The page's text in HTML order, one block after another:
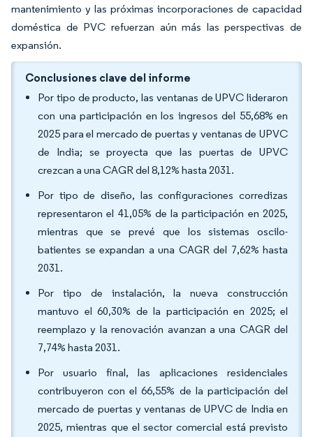
mantenimiento y las próximas incorporaciones de capacidad
doméstica de PVC refuerzan aún más las perspectivas de
expansión.
Conclusiones clave del informe
Por tipo de producto, las ventanas de UPVC lideraron
con una participación en los ingresos del 55,68% en
2025 para el mercado de puertas y ventanas de UPVC
de India; se proyecta que las puertas de UPVC
crezcan a una CAGR del 8,12% hasta 2031.
Por tipo de diseño, las configuraciones corredizas
representaron el 41,05% de la participación en 2025,
mientras que se prevé que los sistemas oscilo-
batientes se expandan a una CAGR del 7,62% hasta
2031.
Por tipo de instalación, la nueva construcción
mantuvo el 60,30% de la participación en 2025; el
reemplazo y la renovación avanzan a una CAGR del
7,74% hasta 2031.
Por usuario final, las aplicaciones residenciales
contribuyeron con el 66,55% de la participación del
mercado de puertas y ventanas de UPVC de India en
2025, mientras que el sector comercial está previsto